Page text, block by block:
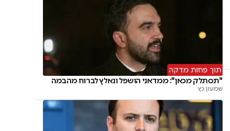
תוך פחות מדקה
"תסתלק מכאן": ממדאני הושפל ונאלץ לברוח מהבמה
שמעון כץ